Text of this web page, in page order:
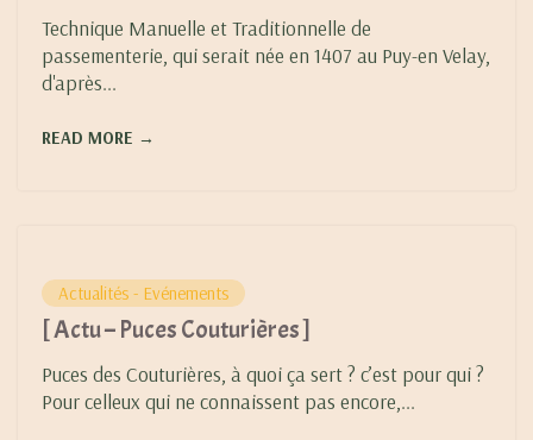
Technique Manuelle et Traditionnelle de
passementerie, qui serait née en 1407 au Puy-en Velay,
d'après...
READ MORE →
Actualités - Evénements
[ Actu – Puces Couturières ]
Puces des Couturières, à quoi ça sert ? c’est pour qui ?
Pour celleux qui ne connaissent pas encore,...